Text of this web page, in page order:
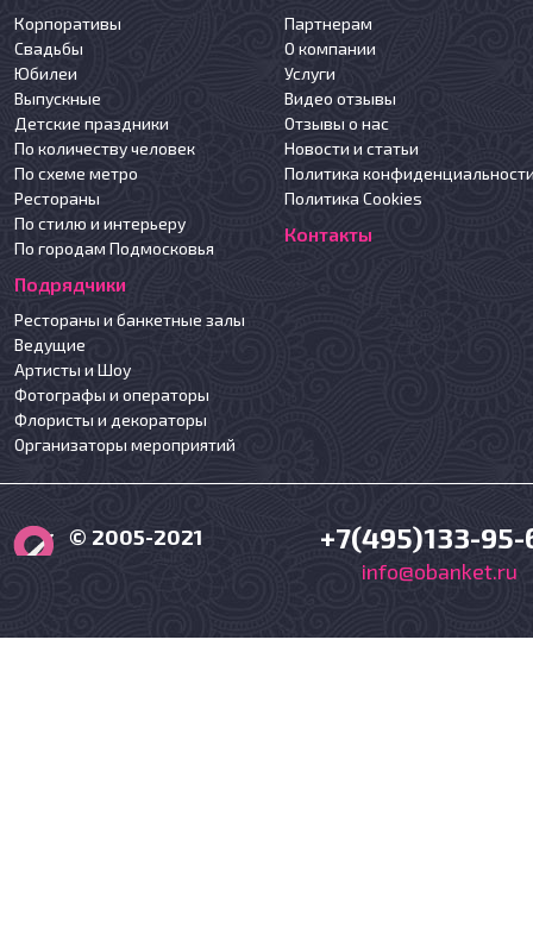
Корпоративы
Свадьбы
Юбилеи
Выпускные
Детские праздники
По количеству человек
По схеме метро
Рестораны
По стилю и интерьеру
По городам Подмосковья
Подрядчики
Рестораны и банкетные залы
Ведущие
Артисты и Шоу
Фотографы и операторы
Флористы и декораторы
Организаторы мероприятий
Партнерам
О компании
Услуги
Видео отзывы
Отзывы о нас
Новости и статьи
Политика
Политика Cookies
Контакты
© 2005-2021 +7(495)133-95-
info@obanket.ru